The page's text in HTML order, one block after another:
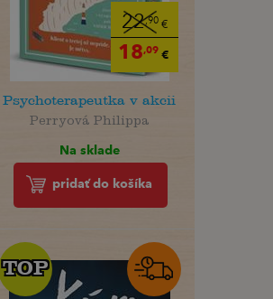
22,90 €
18,09 €
Psychoterapeutka v akcii
Perryová Philippa
Na sklade
pridať do košíka
TOP
TOP